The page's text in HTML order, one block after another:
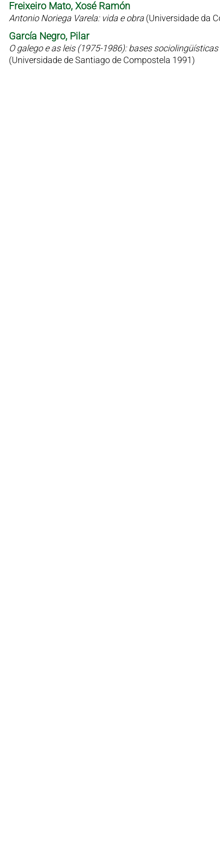
Freixeiro Mato, Xosé Ramón
Antonio Noriega Varela: vida e obra (Universidade da
García Negro, Pilar
O galego e as leis (1975-1986): bases
(Universidade de Santiago de Compostela 1991)